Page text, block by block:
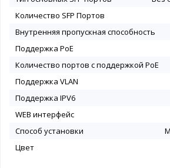
Количество SFP Портов
Внутренняя пропускная способность
Поддержка PoE
Количество портов с поддержкой PoE
Поддержка VLAN
Поддержка IPV6
WEB интерфейс
Способ установки
Цвет